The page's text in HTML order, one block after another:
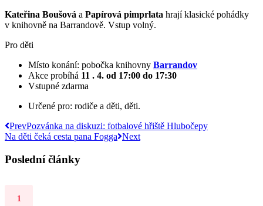
Kateřina Boušová a Papírová pimprlata hrají klasické pohádky
v knihovně na Barrandově. Vstup volný.
Pro děti
Místo konání: pobočka knihovny Barrandov
Akce probíhá 11 . 4. od 17:00 do 17:30
Vstupné zdarma
Určené pro: rodiče a děti, děti.
PrevPozvánka na diskuzi: fotbalové hřiště Hlubočepy
Na děti čeká cesta pana Fogga Next
Poslední články